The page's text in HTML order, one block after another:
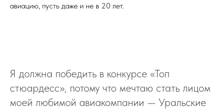
авиацию, пусть даже и не в 20 лет.
Я должна победить в конкурсе «Топ
стюардесс», потому что мечтаю стать лицом
моей любимой авиакомпании — Уральские